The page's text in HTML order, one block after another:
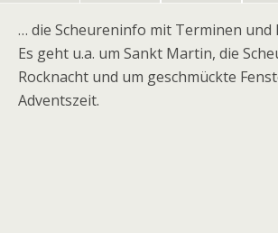
… die Scheureninfo mit Terminen
Es geht u.a. um Sankt Martin, die
Rocknacht und um geschmückte
Adventszeit.